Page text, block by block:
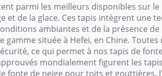
parmi les meilleurs disponibles sur
et de la glace. Ces tapis intègrent
ambiantes et de la présence
située à Hefei, en Chine.
ce qui permet à nos tapis de
mondialement figurent les
fonte de neige pour toits et